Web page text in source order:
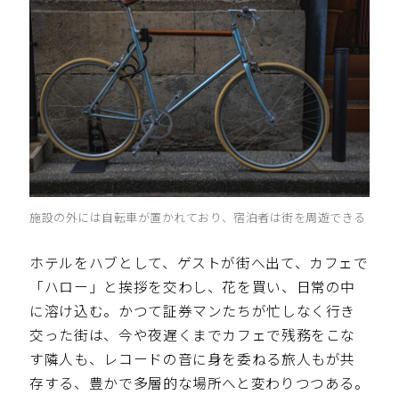
施設の外には自転車が置かれており、宿泊者は街を周遊できる
ホテルをハブとして、ゲストが街へ出て、カフェで
「ハロー」と挨拶を交わし、花を買い、日常の中
に溶け込む。かつて証券マンたちが忙しなく行き
交った街は、今や夜遅くまでカフェで残務をこな
す隣人も、レコードの音に身を委ねる旅人もが共
存する、豊かで多層的な場所へと変わりつつある。